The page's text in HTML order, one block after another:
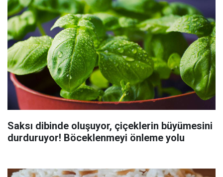
Saksı dibinde oluşuyor, çiçeklerin büyümesini
durduruyor! Böceklenmeyi önleme yolu